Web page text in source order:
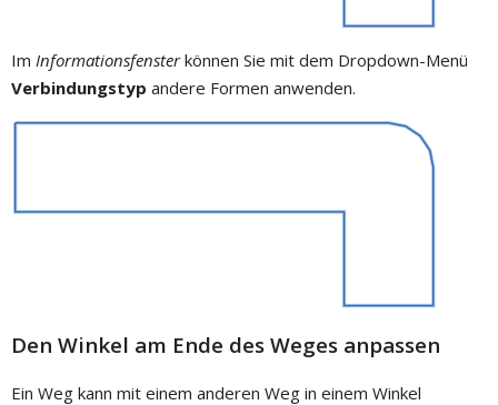
Im Informationsfensterkönnen Sie mit dem Dropdown-Menü
Verbindungstyp andere Formen anwenden.
Den Winkel am Ende des Weges anpassen
Ein Weg kann mit einem anderen Weg in einem Winkel